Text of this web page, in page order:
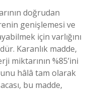
doğrudan
genişlemesi ve
için varlığını
Karanlık madde,
miktarının %85’ini
hâlâ tam olarak
bu madde,